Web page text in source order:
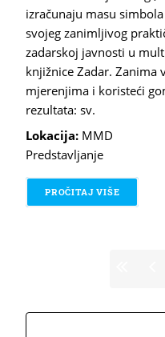
izračunaju masu
svojeg zanimljivog
zadarskoj javnosti u
knjižnice Zadar. Zanima
mjerenjima i koristeći
rezultata: sv.
Lokacija: MMD
Predstavljanje
PROČITAJ VIŠE